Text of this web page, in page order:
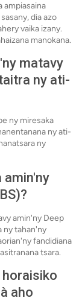
ampiasaina
dia azo
vaika izany.
manokana.
matavy
ny ati-
ny miresaka
ny ati-
ny
amin'ny
amin'ny Deep
ny tahan'ny
fandidiana
tsara.
horaisiko
aho